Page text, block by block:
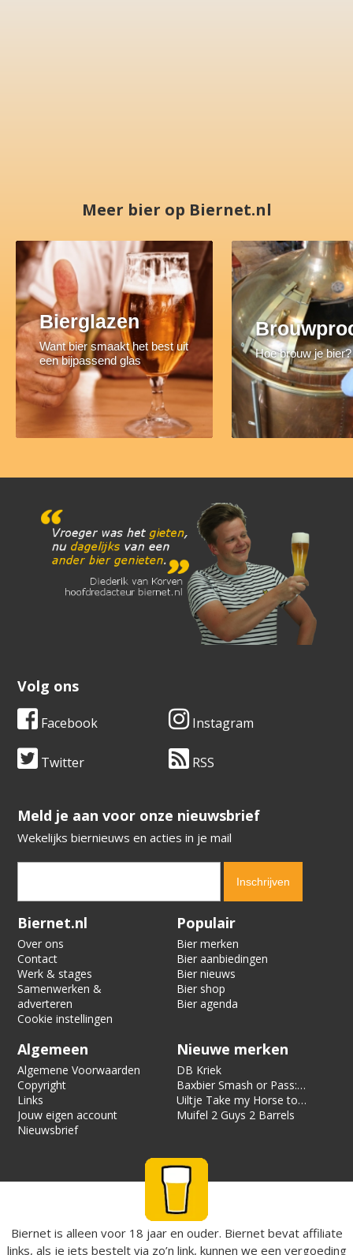
Meer bier op Biernet.nl
Bierglazen
Want bier smaakt het best uit
een bijpassend glas
Hoe brouw je bier?
Volg ons
Facebook Instagram
Twitter RSS
​​​​​​​Meld je aan voor onze nieuwsbrief
Wekelijks biernieuws en acties in je mail
Verification code:
Biernet.nl
Over ons
Contact
Werk & stages
Samenwerken &
adverteren
Cookie instellingen
Populair
Bier merken
Bier aanbiedingen
Bier nieuws
Bier shop
Bier agenda
Algemeen
Algemene Voorwaarden
Copyright
Links
Jouw eigen account
Nieuwsbrief
Nieuwe merken
DB Kriek
Baxbier Smash or Pass:
Strata
Uiltje Take my Horse to
the Hotel Room
Muifel 2 Guys 2 Barrels
Biernet is alleen voor 18 jaar en ouder. Biernet bevat affiliate
links, als je iets bestelt via zo’n link, kunnen we een vergoeding